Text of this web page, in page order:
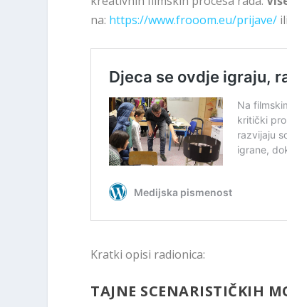
na: https://www.frooom.eu/prijave/ ili
Kratki opisi radionica:
TAJNE SCENARISTIČKIH